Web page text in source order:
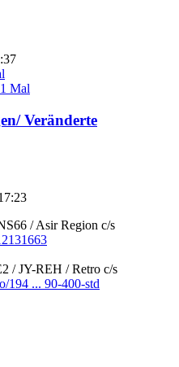
Mal
Veränderte
/ Asir Region c/s
/ JY-REH / Retro c/s
194 ... 90-400-std